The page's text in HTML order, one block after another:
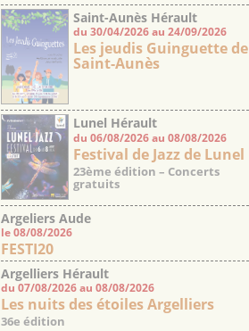
Saint-Aunès Hérault
du 30/04/2026 au 24/09/2026
Les jeudis Guinguette de
Saint-Aunès
Lunel Hérault
du 06/08/2026 au 08/08/2026
Festival de Jazz de Lunel
23ème édition – Concerts
gratuits
Argeliers Aude
le 08/08/2026
FESTI20
Argelliers Hérault
du 07/08/2026 au 08/08/2026
Les nuits des étoiles Argelliers
36e édition